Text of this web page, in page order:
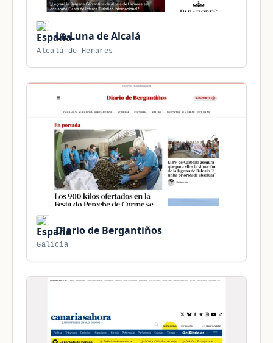
La Luna de Alcalá
Alcalá de Henares
Diario de Bergantiños
Galicia